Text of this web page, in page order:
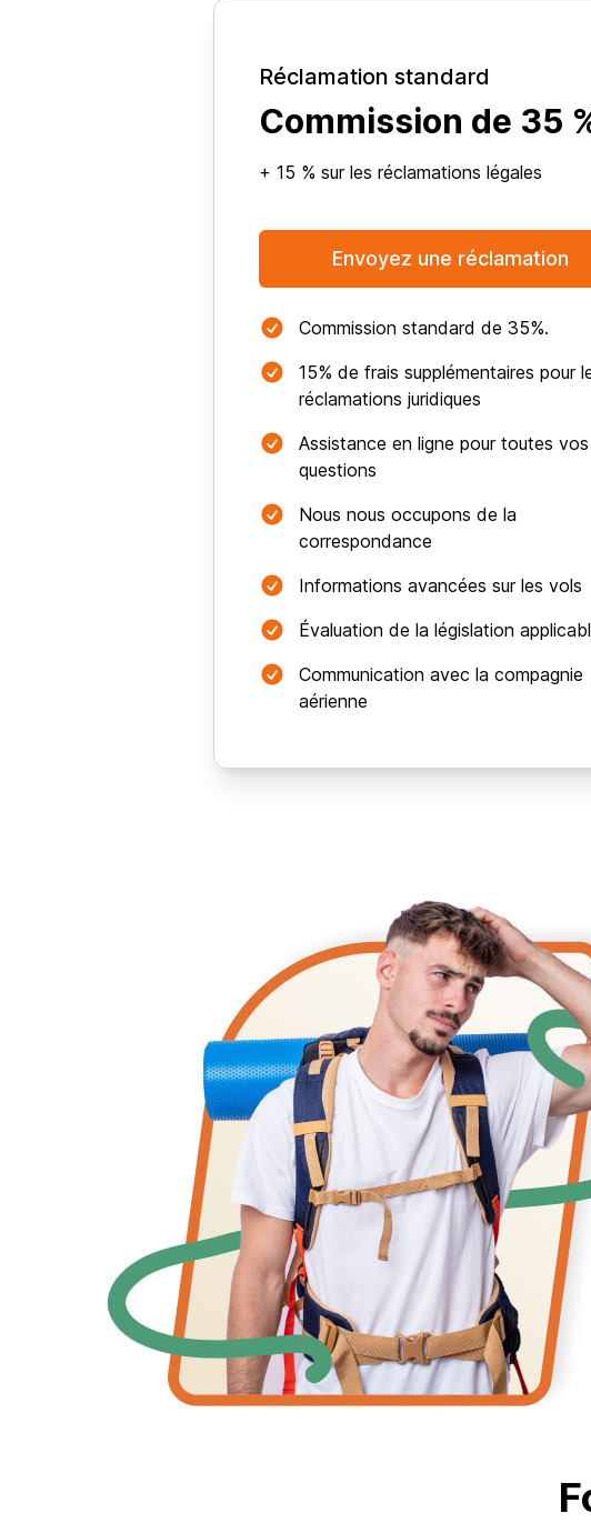
Réclamation standard
Commission de 35
+ 15 % sur les réclamations légales
Envoyez une réclamation
Commission standard de 35%.
15% de frais supplémentaires pour
réclamations juridiques
Assistance en ligne pour toutes vos
questions
Nous nous occupons de la
correspondance
Informations avancées sur les vols
Évaluation de la législation
Communication avec la compagnie
aérienne